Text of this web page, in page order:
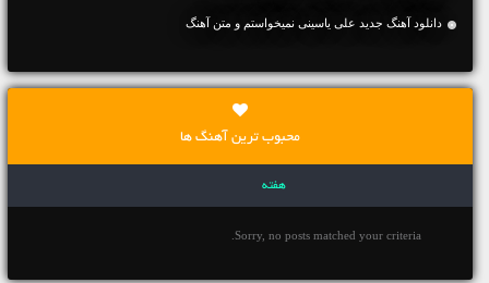
دانلود آهنگ جديد علی یاسینی نمیخواستم و متن آهنگ
محبوب ترین آهنگ ها
هفته
Sorry, no posts matched your criteria.